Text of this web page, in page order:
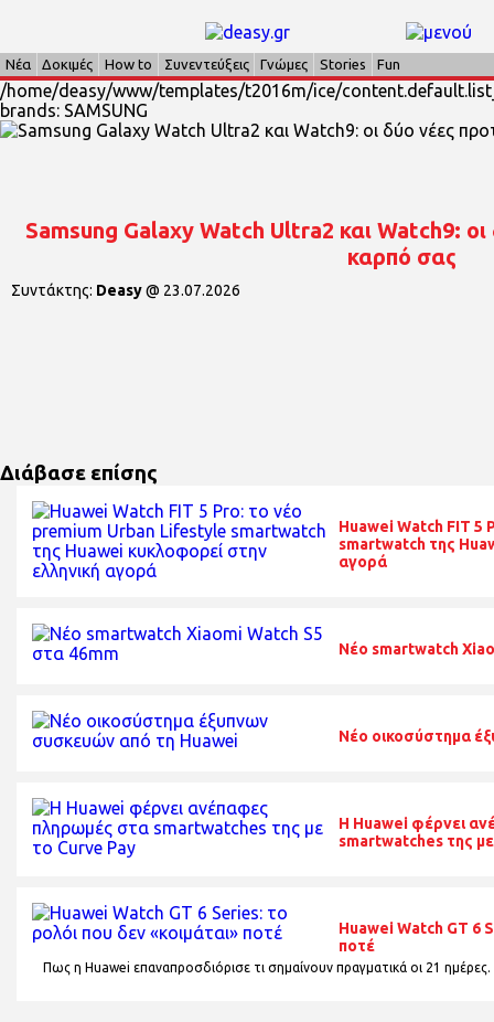
Νέα Δοκιμές How to Συνεντεύξεις Γνώμες Stories Fun
/home/deasy/www/templates/t2016m/ice/
brands: SAMSUNG
Samsung Galaxy Watch Ultra2 και Watch9: οι
καρπό σας
Συντάκτης: Deasy@ 23.07.2026
Διάβασε επίσης
Huawei Watch FIT 5
smartwatch της
αγορά
Νέο smartwatch
Νέο οικοσύστημα
Η Huawei φέρνει
smartwatches της
Huawei Watch GT 6
ποτέ
Πως η Huawei επαναπροσδιόρισε τι σημαίνουν πραγματικά οι 21 ημέρες.